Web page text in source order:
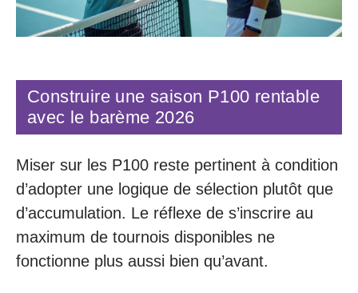
Construire une saison P100 rentable
avec le barème 2026
Miser sur les P100 reste pertinent à condition
d’adopter une logique de sélection plutôt que
d’accumulation. Le réflexe de s’inscrire au
maximum de tournois disponibles ne
fonctionne plus aussi bien qu’avant.